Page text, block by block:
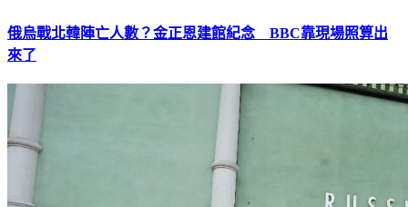
俄烏戰北韓陣亡人數？金正恩建館紀念 BBC靠現場照算出
來了